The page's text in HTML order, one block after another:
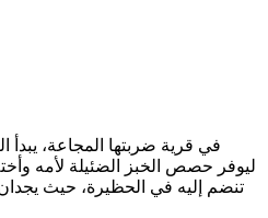
في قرية ضربتها المجاعة،
ليوفر حصص الخبز الضئيلة لأمه
تنضم إليه في الحظيرة، حيث